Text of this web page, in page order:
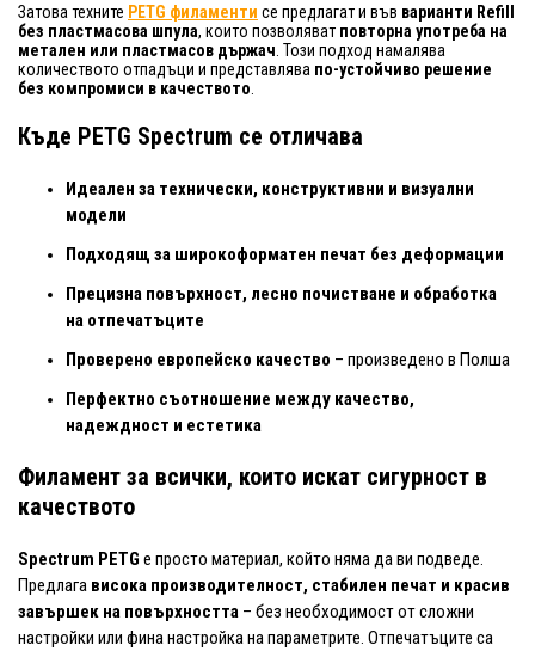
Затова техните PETG филаменти се предлагат и във варианти Refill
без пластмасова шпула, които позволяват повторна употреба на
метален или пластмасов държач . Този подход намалява
количеството отпадъци и представлява по-устойчиво решение
без компромиси в качеството
Къде PETG Spectrum се отличава
Идеален за технически, конструктивни и визуални
модели
Подходящ за широкоформатен печат без деформации
Прецизна повърхност, лесно почистване и обработка
на отпечатъците
Проверено европейско качество – произведено в Полша
Перфектно съотношение между качество,
надеждност и естетика
Филамент за всички, които искат сигурност в
качеството
Spectrum PETG е просто материал, който няма да ви подведе.
Предлага висока производителност, стабилен печат и красив
завършек на повърхността – без необходимост от сложни
настройки или фина настройка на параметрите. Отпечатъците са